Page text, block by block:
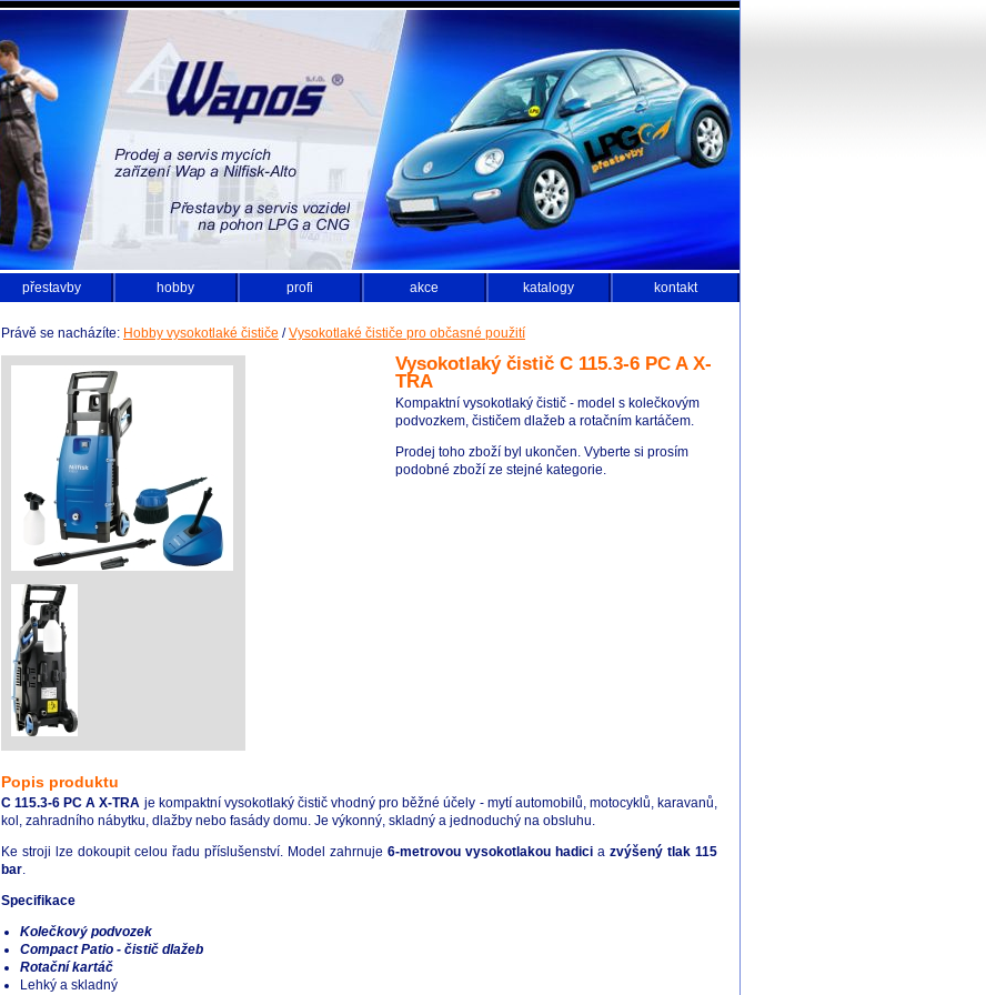
přestavby hobby profi akce katalogy kontakt
Právě se nacházíte: Hobby vysokotlaké čističe /Vysokotlaké čističe pro občasné použití
Vysokotlaký čistič C 115.3-6 PC A X-
TRA
Kompaktní vysokotlaký čistič - model s kolečkovým
podvozkem, čističem dlažeb a rotačním kartáčem.
Prodej toho zboží byl ukončen. Vyberte si prosím
podobné zboží ze stejné kategorie.
Popis produktu
C 115.3-6 PC A X-TRA je kompaktní vysokotlaký čistič vhodný pro běžné účely - mytí automobilů, motocyklů, karavanů,
kol, zahradního nábytku, dlažby nebo fasády domu. Je výkonný, skladný a jednoduchý na obsluhu.
Ke stroji lze dokoupit celou řadu příslušenství. Model zahrnuje 6-metrovou vysokotlakou hadici a zvýšený tlak 115
bar.
Specifikace
Kolečkový podvozek
Compact Patio - čistič dlažeb
Rotační kartáč
Lehký a skladný